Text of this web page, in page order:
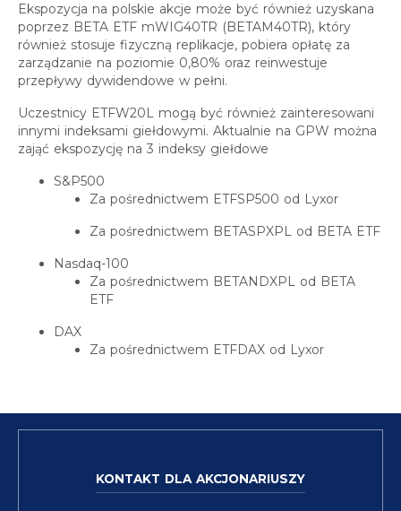
Ekspozycja na polskie akcje może być również uzyskana
poprzez BETA ETF mWIG40TR (BETAM40TR), który
również stosuje fizyczną replikacje, pobiera opłatę za
zarządzanie na poziomie 0,80% oraz reinwestuje
przepływy dywidendowe w pełni.
Uczestnicy ETFW20L mogą być również zainteresowani
innymi indeksami giełdowymi. Aktualnie na GPW można
zająć ekspozycję na 3 indeksy giełdowe
S&P500
Za pośrednictwem ETFSP500 od Lyxor
Za pośrednictwem BETASPXPL od BETA ETF
Nasdaq-100
Za pośrednictwem BETANDXPL od BETA
ETF
DAX
Za pośrednictwem ETFDAX od Lyxor
KONTAKT DLA AKCJONARIUSZY